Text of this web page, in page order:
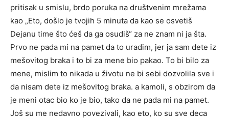
pritisak u smislu, brdo poruka na društvenim mrežama
kao „Eto, došlo je tvojih 5 minuta da kao se osvetiš
Dejanu time što ćeš da ga osudiš“ za ne znam ni ja šta.
Prvo ne pada mi na pamet da to uradim, jer ja sam dete iz
mešovitog braka i to bi za mene bio pakao. To bi bilo za
mene, mislim to nikada u životu ne bi sebi dozvolila sve i
da nisam dete iz mešovitog braka. a kamoli, s obzirom da
je meni otac bio ko je bio, tako da ne pada mi na pamet.
Još su me nedavno povezivali, kao eto, ko su sve deca